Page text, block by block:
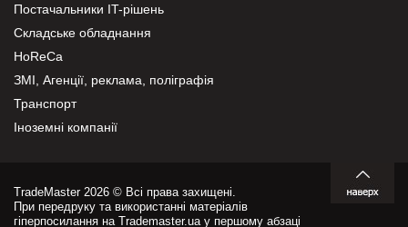
Постачальники IT-рішень
Складське обладнання
HoReCa
ЗМІ, Агенції, реклама, поліграфія
Транспорт
Іноземні компанії
TradeMaster 2026 © Всі права захищені.
При передруку та використанні матеріалів
гіперпосилання на Trademaster.ua у першому абзаці